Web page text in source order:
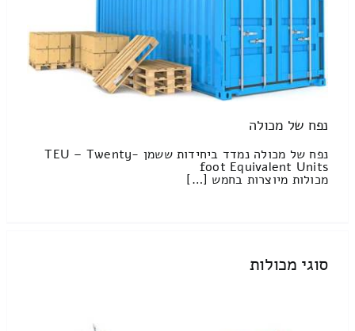
נפח של מכולה
נפח של מכולה נמדד ביחידות ששמן TEU – Twenty-
foot Equivalent Units
מכולות מיוצרות בחמש […]
סוגי מכולות